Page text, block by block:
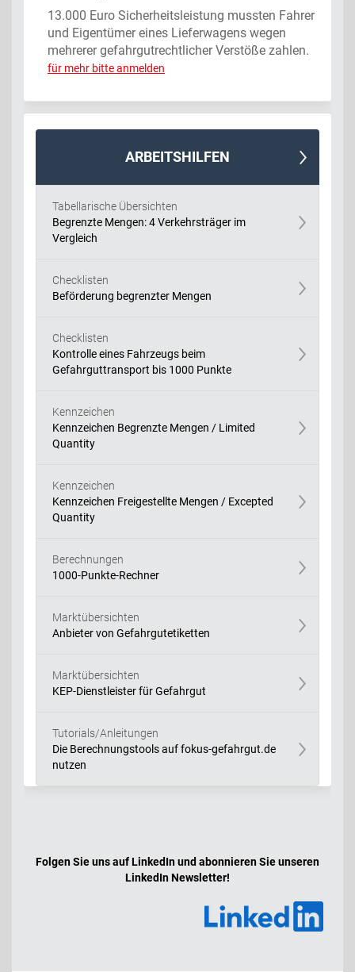
13.000 Euro Sicherheitsleistung mussten Fahrer
und Eigentümer eines Lieferwagens wegen
mehrerer gefahrgutrechtlicher Verstöße zahlen.
für mehr bitte anmelden
ARBEITSHILFEN
Tabellarische Übersichten
Begrenzte Mengen: 4 Verkehrsträger im
Vergleich
Checklisten
Beförderung begrenzter Mengen
Checklisten
Kontrolle eines Fahrzeugs beim
Gefahrguttransport bis 1000 Punkte
Kennzeichen
Kennzeichen Begrenzte Mengen / Limited
Quantity
Kennzeichen
Kennzeichen Freigestellte Mengen / Excepted
Quantity
Berechnungen
1000-Punkte-Rechner
Marktübersichten
Anbieter von Gefahrgutetiketten
Marktübersichten
KEP-Dienstleister für Gefahrgut
Tutorials/Anleitungen
Die Berechnungstools auf fokus-gefahrgut.de
nutzen
Folgen Sie uns auf LinkedIn und abonnieren Sie unseren
LinkedIn Newsletter!